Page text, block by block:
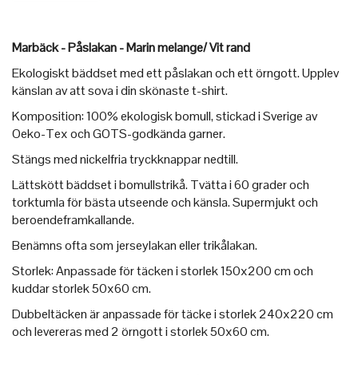
Marbäck - Påslakan - Marin melange/ Vit rand
Ekologiskt bäddset med ett påslakan och ett örngott. Upplev
känslan av att sova i din skönaste t-shirt.
Komposition: 100% ekologisk bomull, stickad i Sverige av
Oeko-Tex och GOTS-godkända garner.
Stängs med nickelfria tryckknappar nedtill.
Lättskött bäddset i bomullstrikå. Tvätta i 60 grader och
torktumla för bästa utseende och känsla. Supermjukt och
beroendeframkallande.
Benämns ofta som jerseylakan eller trikålakan.
Storlek: Anpassade för täcken i storlek 150x200 cm och
kuddar storlek 50x60 cm.
Dubbeltäcken är anpassade för täcke i storlek 240x220 cm
och levereras med 2 örngott i storlek 50x60 cm.